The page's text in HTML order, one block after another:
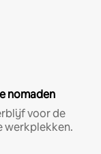
nomaden
voor de
werkplekken.